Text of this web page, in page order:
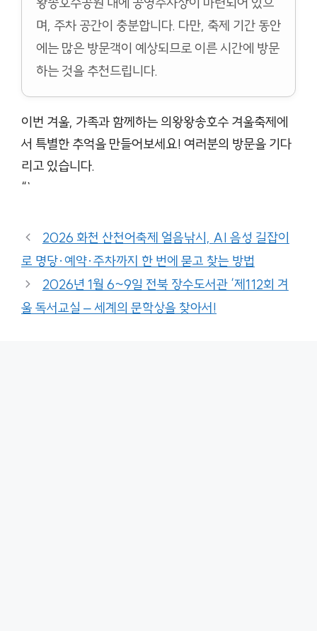
며, 주차 공간이 충분합니다. 다만, 축제 기간 동안
에는 많은 방문객이 예상되므로 이른 시간에 방문
하는 것을 추천드립니다.
이번 겨울, 가족과 함께하는 의왕왕송호수 겨울축제에
서 특별한 추억을 만들어보세요! 여러분의 방문을 기다
리고 있습니다.
“`
2026 화천 산천어축제 얼음낚시, AI 음성 길잡이
로 명당·예약·주차까지 한 번에 묻고 찾는 방법
2026년 1월 6~9일 전북 장수도서관 ‘제112회 겨
울 독서교실 – 세계의 문학상을 찾아서!